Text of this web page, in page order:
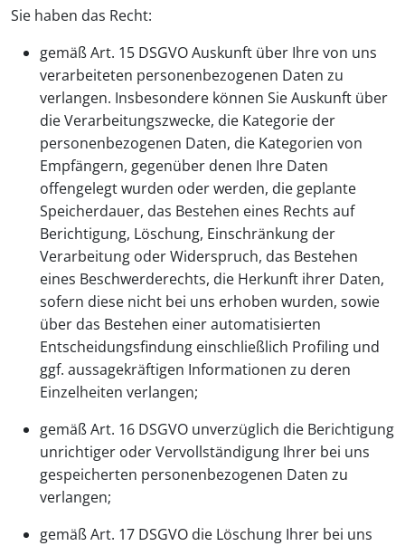
Sie haben das Recht:
gemäß Art. 15 DSGVO Auskunft über Ihre von uns
verarbeiteten personenbezogenen Daten zu
verlangen. Insbesondere können Sie Auskunft über
die Verarbeitungszwecke, die Kategorie der
personenbezogenen Daten, die Kategorien von
Empfängern, gegenüber denen Ihre Daten
offengelegt wurden oder werden, die geplante
Speicherdauer, das Bestehen eines Rechts auf
Berichtigung, Löschung, Einschränkung der
Verarbeitung oder Widerspruch, das Bestehen
eines Beschwerderechts, die Herkunft ihrer Daten,
sofern diese nicht bei uns erhoben wurden, sowie
über das Bestehen einer automatisierten
Entscheidungsfindung einschließlich Profiling und
ggf. aussagekräftigen Informationen zu deren
Einzelheiten verlangen;
gemäß Art. 16 DSGVO unverzüglich die Berichtigung
unrichtiger oder Vervollständigung Ihrer bei uns
gespeicherten personenbezogenen Daten zu
verlangen;
gemäß Art. 17 DSGVO die Löschung Ihrer bei uns